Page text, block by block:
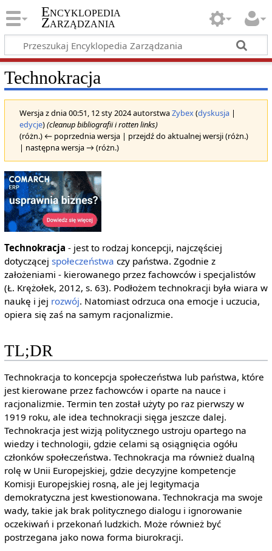
Encyklopedia
Zarządzania
Technokracja
Wersja z dnia 00:51, 12 sty 2024 autorstwaZybex(dyskusja|
edycje)(cleanup bibliografii i rotten links)
(różn.) ← poprzednia wersja | przejdź do aktualnej wersji (różn.)
| następna wersja → (różn.)
Technokracja - jest to rodzaj koncepcji, najczęściej
dotyczącej społeczeństwa czy państwa. Zgodnie z
założeniami - kierowanego przez fachowców i specjalistów
(Ł. Krężołek, 2012, s. 63). Podłożem technokracji była wiara w
naukę i jej rozwój. Natomiast odrzuca ona emocje i uczucia,
opiera się zaś na samym racjonalizmie.
TL;DR
Technokracja to koncepcja społeczeństwa lub państwa, które
jest kierowane przez fachowców i oparte na nauce i
racjonalizmie. Termin ten został użyty po raz pierwszy w
1919 roku, ale idea technokracji sięga jeszcze dalej.
Technokracja jest wizją politycznego ustroju opartego na
wiedzy i technologii, gdzie celami są osiągnięcia ogółu
członków społeczeństwa. Technokracja ma również dualną
rolę w Unii Europejskiej, gdzie decyzyjne kompetencje
Komisji Europejskiej rosną, ale jej legitymacja
demokratyczna jest kwestionowana. Technokracja ma swoje
wady, takie jak brak politycznego dialogu i ignorowanie
oczekiwań i przekonań ludzkich. Może również być
postrzegana jako nowa forma biurokracji.